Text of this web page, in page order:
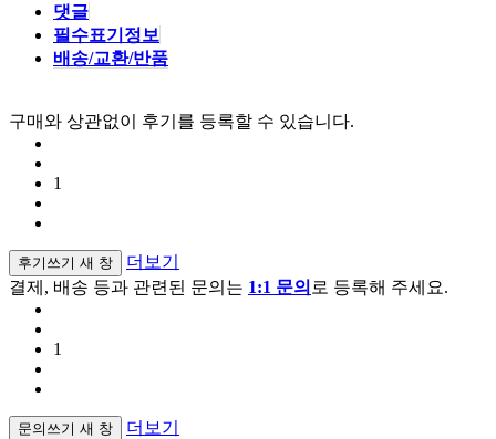
댓글
필수표기정보
배송/교환/반품
구매와 상관없이 후기를 등록할 수 있습니다.
1
후기쓰기 새 창
더보기
결제, 배송 등과 관련된 문의는 1:1 문의 로 등록해 주세요.
1
문의쓰기 새 창
더보기